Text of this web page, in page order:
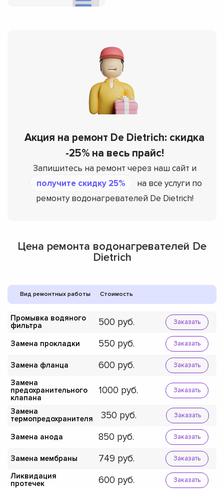
Акция на ремонт De Dietrich: скидка
-25% на весь прайс!
Запишитесь на ремонт через наш сайт и
получите скидку 25%
на все услуги по
ремонту водонагревателей De Dietrich!
Цена ремонта водонагревателей De
Dietrich
Вид ремонтных работы Стоимость
Промывка водяного
фильтра
500 Заказать
Замена прокладки 550 Заказать
Замена фланца 600 Заказать
Замена
предохранительного
клапана
1000 Заказать
Замена
термопредохранителя
350 Заказать
Замена анода 850 Заказать
Замена мембраны 749 Заказать
Ликвидация
протечек
600 Заказать